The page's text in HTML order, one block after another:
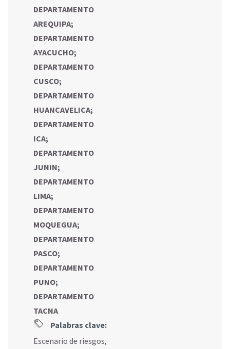
DEPARTAMENTO
AREQUIPA;
DEPARTAMENTO
AYACUCHO;
DEPARTAMENTO
CUSCO;
DEPARTAMENTO
HUANCAVELICA;
DEPARTAMENTO
ICA;
DEPARTAMENTO
JUNIN;
DEPARTAMENTO
LIMA;
DEPARTAMENTO
MOQUEGUA;
DEPARTAMENTO
PASCO;
DEPARTAMENTO
PUNO;
DEPARTAMENTO
TACNA
Palabras clave:
Escenario de riesgos,